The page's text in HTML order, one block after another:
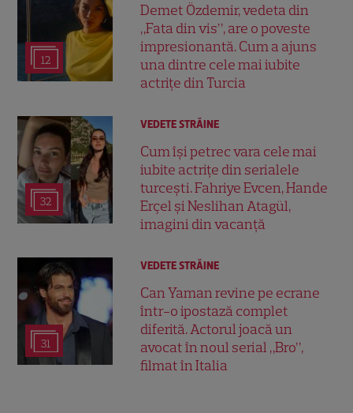
12
Demet Özdemir, vedeta din
„Fata din vis”, are o poveste
impresionantă. Cum a ajuns
una dintre cele mai iubite
actrițe din Turcia
32
VEDETE STRĂINE
Cum își petrec vara cele mai
iubite actrițe din serialele
turcești. Fahriye Evcen, Hande
Erçel și Neslihan Atagül,
imagini din vacanță
31
VEDETE STRĂINE
Can Yaman revine pe ecrane
într-o ipostază complet
diferită. Actorul joacă un
avocat în noul serial „Bro”,
filmat în Italia